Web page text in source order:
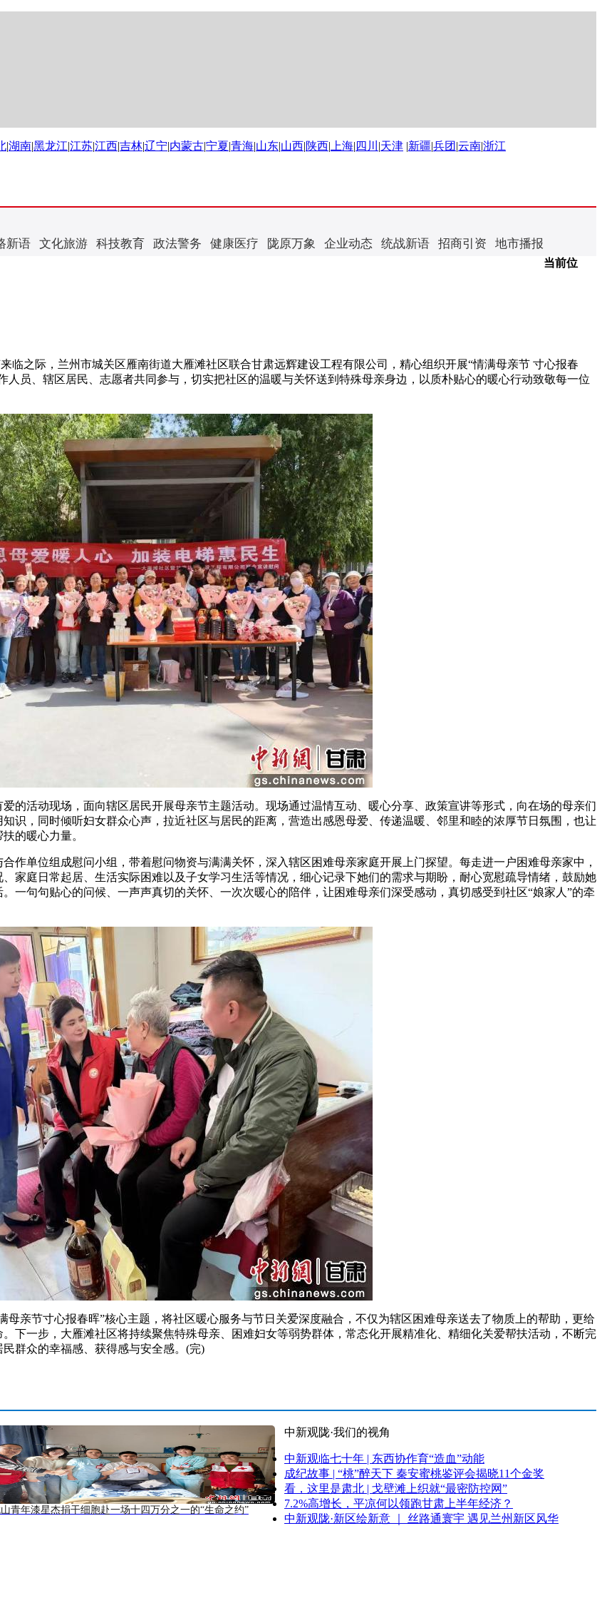
|湖南|黑龙江|江苏|江西|吉林|辽宁|内蒙古|宁夏|青海|山东|山西|陕西| 上海| 四川 |天津 |新疆|兵团 |云南|浙江
新语 文化旅游 科技教育 政法警务 健康医疗 陇原万象 企业动态 统战新语 招商引资 地市播报
当前位
之际，兰州市城关区雁南街道大雁滩社区联合甘肃远辉建设工程有限公司，精心组织开展“情满母亲节 寸心报春
员、辖区居民、志愿者共同参与，切实把社区的温暖与关怀送到特殊母亲身边，以质朴贴心的暖心行动致敬每一位
活动现场，面向辖区居民开展母亲节主题活动。现场通过温情互动、暖心分享、政策宣讲等形式，向在场的母亲们
识，同时倾听妇女群众心声，拉近社区与居民的距离，营造出感恩母爱、传递温暖、邻里和睦的浓厚节日氛围，也让
的暖心力量。
单位组成慰问小组，带着慰问物资与满满关怀，深入辖区困难母亲家庭开展上门探望。每走进一户困难母亲家中，
家庭日常起居、生活实际困难以及子女学习生活等情况，细心记录下她们的需求与期盼，耐心宽慰疏导情绪，鼓励她
一句句贴心的问候、一声声真切的关怀、一次次暖心的陪伴，让困难母亲们深受感动，真切感受到社区“娘家人”的牵
节寸心报春晖”核心主题，将社区暖心服务与节日关爱深度融合，不仅为辖区困难母亲送去了物质上的帮助，更给
下一步，大雁滩社区将持续聚焦特殊母亲、困难妇女等弱势群体，常态化开展精准化、精细化关爱帮扶活动，不断完
群众的幸福感、获得感与安全感。(完)
青年漆星杰捐干细胞赴一场十四万分之一的“生命之约”
中新观陇·我们的视角
中新观临七十年 | 东西协作育“造血”动能
成纪故事 | “桃”醉天下 秦安蜜桃鉴评会揭晓11个金奖
看，这里是肃北 | 戈壁滩上织就“最密防控网”
7.2%高增长，平凉何以领跑甘肃上半年经济？
中新观陇·新区绘新意 ｜ 丝路通寰宇 遇见兰州新区风华